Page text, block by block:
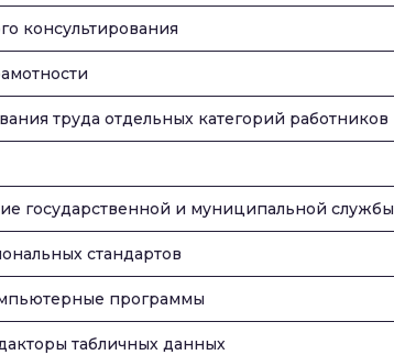
консультирования
труда отдельных категорий работников
государственной и муниципальной службы
стандартов
программы
табличных данных